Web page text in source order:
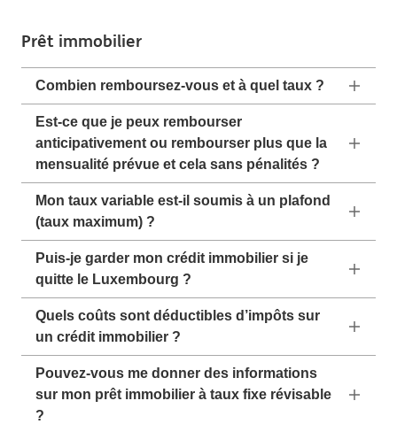
Prêt immobilier
Combien remboursez-vous et à quel taux ?
Est-ce que je peux rembourser
anticipativement ou rembourser plus que la
mensualité prévue et cela sans pénalités ?
Mon taux variable est-il soumis à un plafond
(taux maximum) ?
Puis-je garder mon crédit immobilier si je
quitte le Luxembourg ?
Quels coûts sont déductibles d’impôts sur
un crédit immobilier ?
Pouvez-vous me donner des informations
sur mon prêt immobilier à taux fixe révisable
?